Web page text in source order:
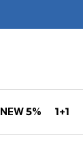
NEW 5% 1+1